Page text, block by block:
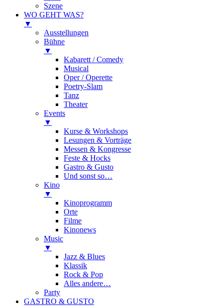
Szene
WO GEHT WAS?
▼
Ausstellungen
Bühne
▼
Kabarett / Comedy
Musical
Oper / Operette
Poetry-Slam
Tanz
Theater
Events
▼
Kurse & Workshops
Lesungen & Vorträge
Messen & Kongresse
Feste & Hocks
Gastro & Gusto
Und sonst so…
Kino
▼
Kinoprogramm
Orte
Filme
Kinonews
Music
▼
Jazz & Blues
Klassik
Rock & Pop
Alles andere…
Party
GASTRO & GUSTO